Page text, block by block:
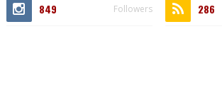
849 Followers 286